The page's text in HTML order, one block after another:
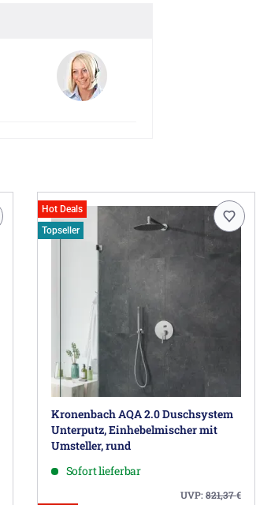
Hot Deals
Topseller
Kronenbach AQA 2.0 Duschsystem
Unterputz, Einhebelmischer mit
Umsteller, rund
Sofort lieferbar
UVP:821,37€